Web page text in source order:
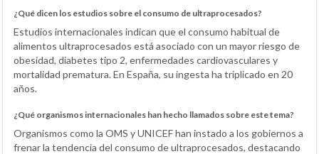
¿Qué dicen los estudios sobre el consumo de ultraprocesados?
Estudios internacionales indican que el consumo habitual de
alimentos ultraprocesados está asociado con un mayor riesgo de
obesidad, diabetes tipo 2, enfermedades cardiovasculares y
mortalidad prematura. En España, su ingesta ha triplicado en 20
años.
¿Qué organismos internacionales han hecho llamados sobre este tema?
Organismos como la OMS y UNICEF han instado a los gobiernos a
frenar la tendencia del consumo de ultraprocesados, destacando